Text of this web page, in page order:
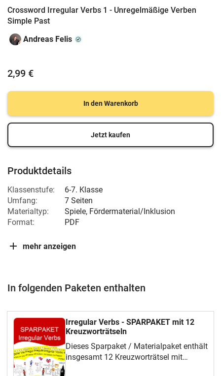
Crossword Irregular Verbs 1 - Unregelmäßige Verben
Simple Past
Andreas Felis
2,99 €
In den Warenkorb
Jetzt kaufen
Produktdetails
Klassenstufe:
6-7. Klasse
Umfang:
7 Seiten
Materialtyp:
Spiele, Fördermaterial/Inklusion
Format:
PDF
mehr anzeigen
In folgenden Paketen enthalten
Irregular Verbs - SPARPAKET mit 12
Kreuzworträtseln
Dieses Sparpaket / Materialpaket enthält
insgesamt 12 Kreuzworträtsel mit